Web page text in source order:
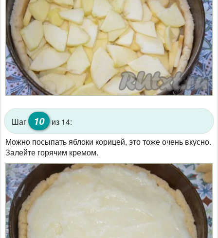
Шаг 10 из 14:
Можно посыпать яблоки корицей, это тоже очень вкусно.
Залейте горячим кремом.